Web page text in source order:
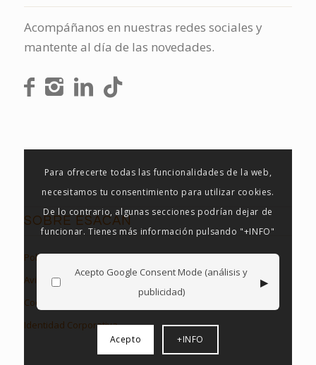
Acompáñanos en nuestras redes sociales y
mantente al día de las novedades.
SOBRE ESACAN
Política de Privacidad
Aviso Legal
Cookies en Esacan
Identidad Corporativa
Para ofrecerte todas las funcionalidades de la web,
necesitamos tu consentimiento para utilizar cookies.
De lo contrario, algunas secciones podrían dejar de
funcionar. Tienes más información pulsando "+INFO"
Acepto Google Consent Mode (análisis y
publicidad)
▸
Acepto +INFO